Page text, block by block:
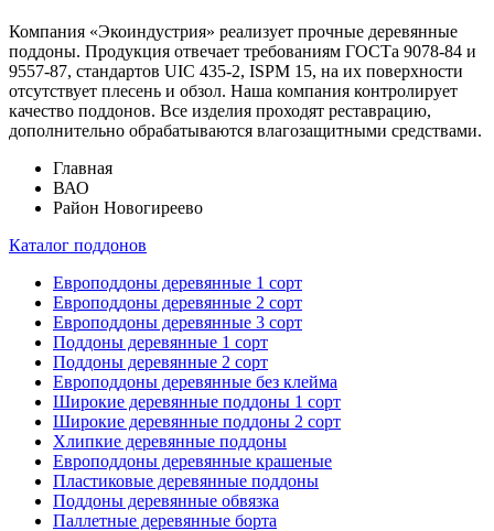
Компания «Экоиндустрия» реализует прочные деревянные
поддоны. Продукция отвечает требованиям ГОСТа 9078-84 и
9557-87, стандартов UIC 435-2, ISPM 15, на их поверхности
отсутствует плесень и обзол. Наша компания контролирует
качество поддонов. Все изделия проходят реставрацию,
дополнительно обрабатываются влагозащитными средствами.
Главная
ВАО
Район Новогиреево
Каталог поддонов
Европоддоны деревянные 1 сорт
Европоддоны деревянные 2 сорт
Европоддоны деревянные 3 сорт
Поддоны деревянные 1 сорт
Поддоны деревянные 2 сорт
Европоддоны деревянные без клейма
Широкие деревянные поддоны 1 сорт
Широкие деревянные поддоны 2 сорт
Хлипкие деревянные поддоны
Европоддоны деревянные крашеные
Пластиковые деревянные поддоны
Поддоны деревянные обвязка
Паллетные деревянные борта